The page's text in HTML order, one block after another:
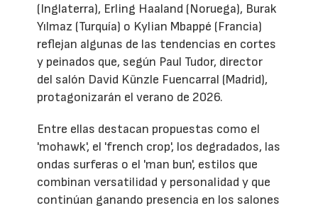
(Inglaterra), Erling Haaland (Noruega), Burak
Yılmaz (Turquía) o Kylian Mbappé (Francia)
reflejan algunas de las tendencias en cortes
y peinados que, según Paul Tudor, director
del salón David Künzle Fuencarral (Madrid),
protagonizarán el verano de 2026.
Entre ellas destacan propuestas como el
'mohawk', el 'french crop', los degradados, las
ondas surferas o el 'man bun', estilos que
combinan versatilidad y personalidad y que
continúan ganando presencia en los salones